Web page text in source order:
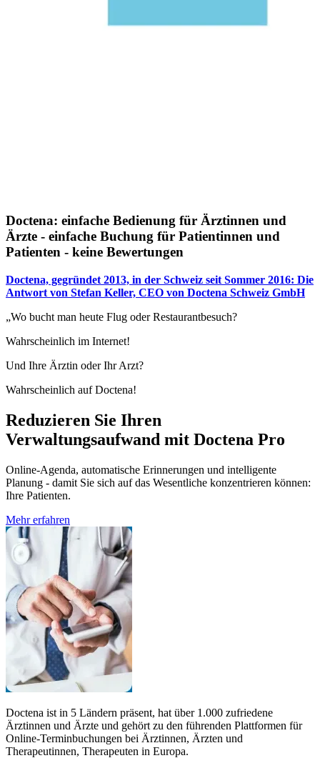
Doctena: einfache Bedienung für Ärztinnen und
Ärzte - einfache Buchung für Patientinnen und
Patienten - keine Bewertungen
Doctena, gegründet 2013, in der Schweiz seit Sommer 2016: Die
Antwort von Stefan Keller, CEO von Doctena Schweiz GmbH
„Wo bucht man heute Flug oder Restaurantbesuch?
Wahrscheinlich im Internet!
Und Ihre Ärztin oder Ihr Arzt?
Wahrscheinlich auf Doctena!
Reduzieren Sie Ihren
Verwaltungsaufwand mit Doctena Pro
Online-Agenda, automatische Erinnerungen und intelligente
Planung - damit Sie sich auf das Wesentliche konzentrieren können:
Ihre Patienten.
Mehr erfahren
Doctena ist in 5 Ländern präsent, hat über 1.000 zufriedene
Ärztinnen und Ärzte und gehört zu den führenden Plattformen für
Online-Terminbuchungen bei Ärztinnen, Ärzten und
Therapeutinnen, Therapeuten in Europa.